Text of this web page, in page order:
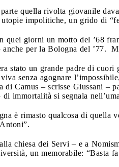
quella rivolta giovanile
impolitiche, un grido di
quei giorni un motto del ’68
anche per la Bologna del ’77.
stato un grande padre di
senza agognare
di Camus – scrisse Giussani –
di immortalità si segnala
è rimasto qualcosa di quella
chiesa dei Servi – e a
un memorabile: “Basta